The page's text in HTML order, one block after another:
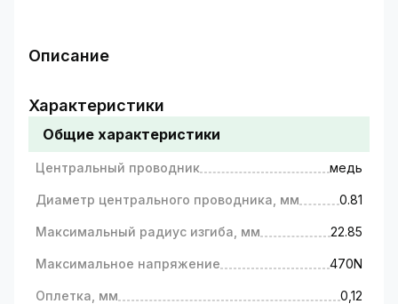
Описание
(экранированный) используется для передачи
видеосигнала от камер к регистратору в
проводных (аналоговые, AHD и IP) системах
видеонаблюдения, для подключения
кабельного или спутникового телевидения и
др.
59 изготовлен из меди, оплетка – 60%
0,81мм, диаметр оплетки – 0,12 мм.
Внешняя оболочка покрыта изоляцией из
Характеристики
Общие характеристики
Центральный проводник медь
Диаметр центрального проводника, мм 0.81
Максимальный радиус изгиба, мм 22.85
Максимальное напряжение 470N
Оплетка, мм 0,12